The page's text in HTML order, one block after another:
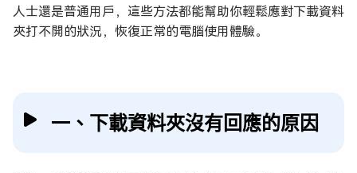
人士還是普通用戶，這些方法都能幫助你輕鬆應對下載資料
夾打不開的狀況，恢復正常的電腦使用體驗。
一、下載資料夾沒有回應的原因